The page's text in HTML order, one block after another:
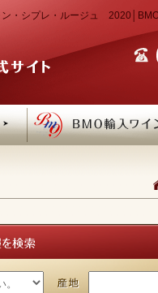
・シプレ・ルージュ